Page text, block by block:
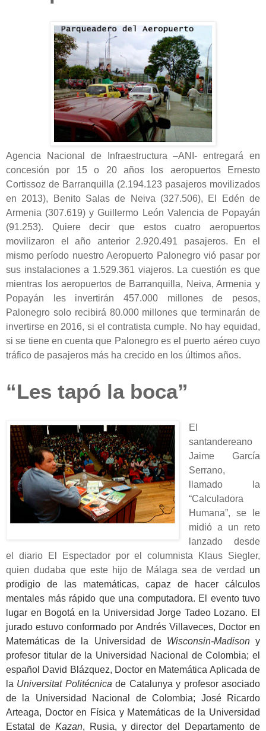
Agencia Nacional de Infraestructura –ANI- entregará en
concesión por 15 o 20 años los aeropuertos Ernesto
Cortissoz de Barranquilla (2.194.123 pasajeros movilizados
en 2013), Benito Salas de Neiva (327.506), El Edén de
Armenia (307.619) y Guillermo León Valencia de Popayán
(91.253). Quiere decir que estos cuatro aeropuertos
movilizaron el año anterior 2.920.491 pasajeros. En el
mismo período nuestro Aeropuerto Palonegro vió pasar por
sus instalaciones a 1.529.361 viajeros. La cuestión es que
mientras los aeropuertos de Barranquilla, Neiva, Armenia y
Popayán les invertirán 457.000 millones de pesos,
Palonegro solo recibirá 80.000 millones que terminarán de
invertirse en 2016, si el contratista cumple. No hay equidad,
si se tiene en cuenta que Palonegro es el puerto aéreo cuyo
tráfico de pasajeros más ha crecido en los últimos años.
“Les tapó la boca”
El
santandereano
Jaime García
Serrano,
llamado la
“Calculadora
Humana”, se le
midió a un reto
lanzado desde
el diario El Espectador por el columnista Klaus Siegler,
quien dudaba que este hijo de Málaga sea de verdad un
prodigio de las matemáticas, capaz de hacer cálculos
mentales más rápido que una computadora. El evento tuvo
lugar en Bogotá en la Universidad Jorge Tadeo Lozano. El
jurado estuvo conformado por Andrés Villaveces, Doctor en
Matemáticas de la Universidad de
Wisconsin-Madison y
profesor titular de la Universidad Nacional de Colombia; el
español David Blázquez, Doctor en Matemática Aplicada de
la Universitat Politécnica de Catalunya y profesor asociado
de la Universidad Nacional de Colombia; José Ricardo
Arteaga, Doctor en Física y Matemáticas de la Universidad
Estatal de Kazan, Rusia, y director del Departamento de